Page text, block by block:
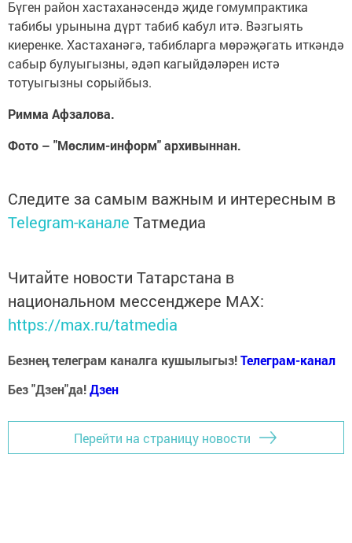
Бүген район хастаханәсендә җиде гомумпрактика
табибы урынына дүрт табиб кабул итә. Вәзгыять
киеренке. Хастаханәгә, табибларга мөрәҗәгать иткәндә
сабыр булуыгызны, әдәп кагыйдәләрен истә
тотуыгызны сорыйбыз.
Римма Афзалова.
Фото – "Мөслим-информ" архивыннан.
Следите за самым важным и интересным в
Telegram-канале Татмедиа
Читайте новости Татарстана в
национальном мессенджере MАХ:
https://max.ru/tatmedia
Безнең телеграм каналга кушылыгыз!Телеграм-канал
Без "Дзен"да!Дзен
Перейти на страницу новости